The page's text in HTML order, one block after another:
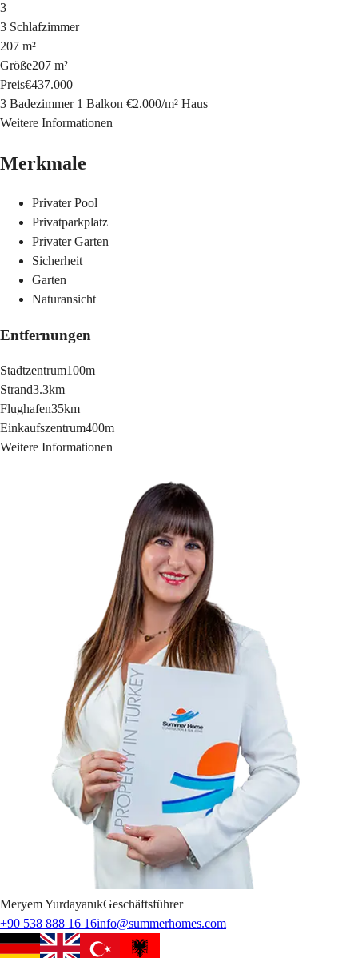
3
3 Schlafzimmer
207 m²
Größe207 m²
Preis€437.000
3 Badezimmer 1 Balkon €2.000/m² Haus
Weitere Informationen
Merkmale
Privater Pool
Privatparkplatz
Privater Garten
Sicherheit
Garten
Naturansicht
Entfernungen
Stadtzentrum100m
Strand3.3km
Flughafen35km
Einkaufszentrum400m
Weitere Informationen
MeryemYurdayanıkGeschäftsführer
+90 538 888 16 16info@summerhomes.com